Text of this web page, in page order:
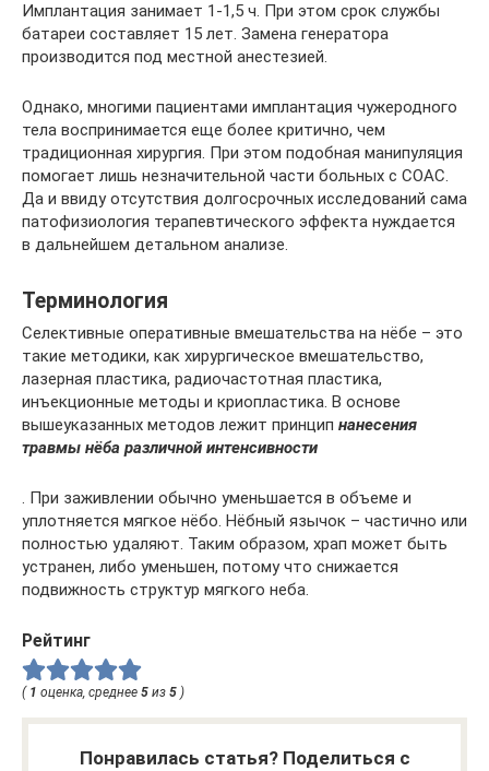
Имплантация занимает 1-1,5 ч. При этом срок службы
батареи составляет 15 лет. Замена генератора
производится под местной анестезией.
Однако, многими пациентами имплантация чужеродного
тела воспринимается еще более критично, чем
традиционная хирургия. При этом подобная манипуляция
помогает лишь незначительной части больных с СОАС.
Да и ввиду отсутствия долгосрочных исследований сама
патофизиология терапевтического эффекта нуждается
в дальнейшем детальном анализе.
Терминология
Селективные оперативные вмешательства на нёбе – это
такие методики, как хирургическое вмешательство,
лазерная пластика, радиочастотная пластика,
инъекционные методы и криопластика. В основе
вышеуказанных методов лежит принцип нанесения
травмы нёба различной интенсивности
. При заживлении обычно уменьшается в объеме и
уплотняется мягкое нёбо. Нёбный язычок – частично или
полностью удаляют. Таким образом, храп может быть
устранен, либо уменьшен, потому что снижается
подвижность структур мягкого неба.
Рейтинг
( 1 оценка, среднее 5 из 5 )
Понравилась статья? Поделиться с